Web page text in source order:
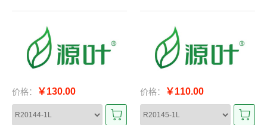
价格： ￥130.00 价格： ￥110.00